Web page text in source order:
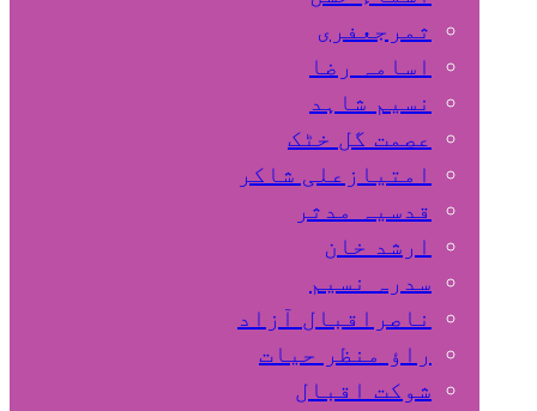
ثمرجعفری
اسامہ رضا
نسیم شاہد
عصمت گل خٹک
امتیازعلی شاکر
قدسیہ مدثر
ارشد خان
سدرہ نسیم
ناصراقبال آزاد
راؤ منظر حیات
شوکت اقبال